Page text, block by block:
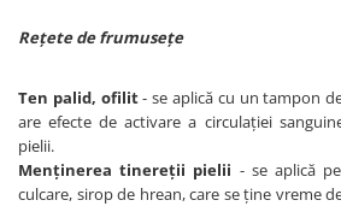
Reţete de frumuseţe
Ten palid, ofilit- se aplică cu un tampon
are efecte de activare a circulaţiei
pielii.
Menţinerea tinereţii pielii - se aplică
culcare, sirop de hrean, care se ţine vreme